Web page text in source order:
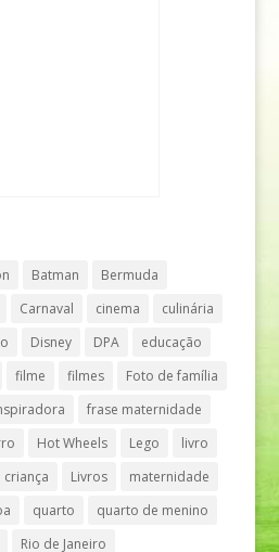
Batman
Bermuda
Carnaval cinema
culinária
Disney DPA
educação
filme filmes
Foto de família
frase maternidade
Hot Wheels Lego
livro
Livros
maternidade
quarto
quarto de menino
Rio de Janeiro